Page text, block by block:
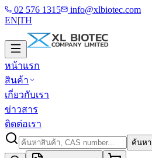
02 576 1315
info@xlbiotec.com
EN|TH
หน้าแรก
สินค้า
เกี่ยวกับเรา
ข่าวสาร
ติดต่อเรา
ค้นหา